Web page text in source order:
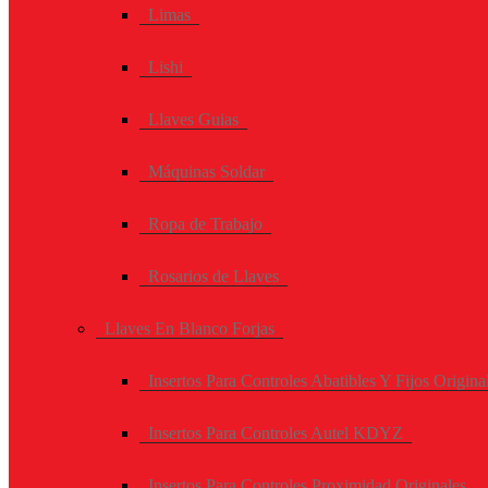
Limas
Lishi
Llaves Guias
Máquinas Soldar
Ropa de Trabajo
Rosarios de Llaves
Llaves En Blanco Forjas
Insertos Para Controles Abatibles Y Fijos
Insertos Para Controles Autel KDYZ